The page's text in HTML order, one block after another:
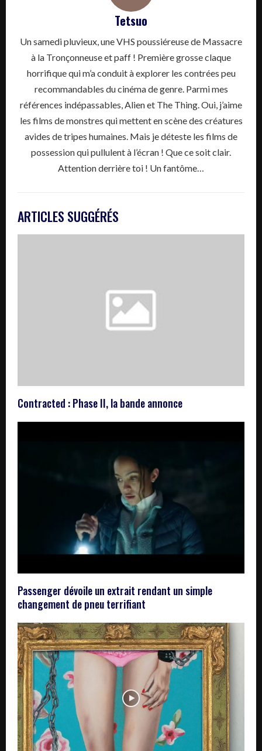
Tetsuo
Un samedi pluvieux, une VHS poussiéreuse de Massacre
à la Tronçonneuse et paff ! Première grosse claque
horrifique qui m’a conduit à explorer les contrées peu
recommandables du cinéma de genre. Parmi mes
références indépassables, Alien et The Thing. Oui, j’aime
les films de monstres qui mettent en scène des créatures
avides de tripes humaines. Mais je déteste les films de
possession qui pullulent à l’écran ! Que ce soit clair.
Attention derrière toi ! Un fantôme…
ARTICLES SUGGÉRÉS
Contracted : Phase II, la bande annonce
Passenger dévoile un extrait rendant un simple
changement de pneu terrifiant